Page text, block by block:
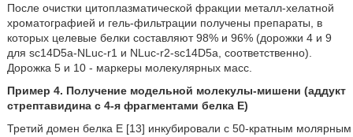
После очистки цитоплазматической фракции металл-хелатной
хроматографией и гель-фильтрации получены препараты, в
которых целевые белки составляют 98% и 96% (дорожки 4 и 9
для sc14D5a-NLuc-r1 и NLuc-r2-sc14D5a, соответственно).
Дорожка 5 и 10 - маркеры молекулярных масс.
Пример 4. Получение модельной молекулы-мишени (аддукт
стрептавидина с 4-я фрагментами белка Е)
Третий домен белка Е [13] инкубировали с 50-кратным молярным